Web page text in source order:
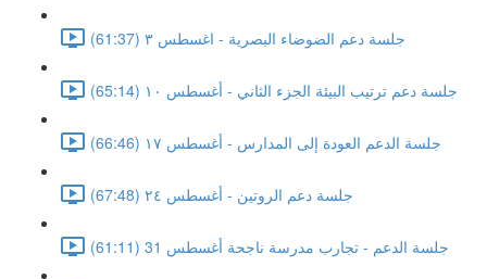
جلسة دعم الضوضاء البصرية - اغسطس ٣ (61:37)
جلسة دعم ترتيب البيئة الجزء الثاني - أغسطس ١٠ (65:14)
جلسة الدعم العودة إلى المدارس - أغسطس ١٧ (66:46)
جلسة دعم الروتين - أغسطس ٢٤ (67:48)
جلسة الدعم - تجارب مدرسة ناجحة أغسطس 31 (61:11)